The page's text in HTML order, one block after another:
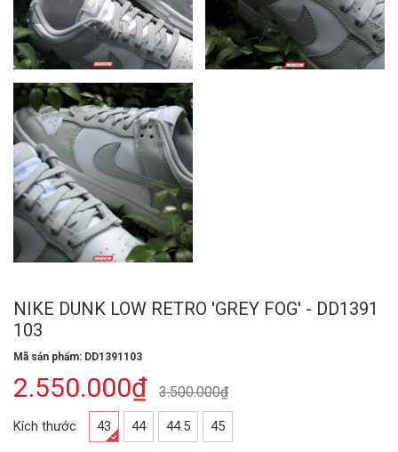
NIKE DUNK LOW RETRO 'GREY FOG' - DD1391
103
Mã sản phẩm: DD1391103
2.550.000₫ 3.500.000₫
Kích thước 43 44 44.5 45